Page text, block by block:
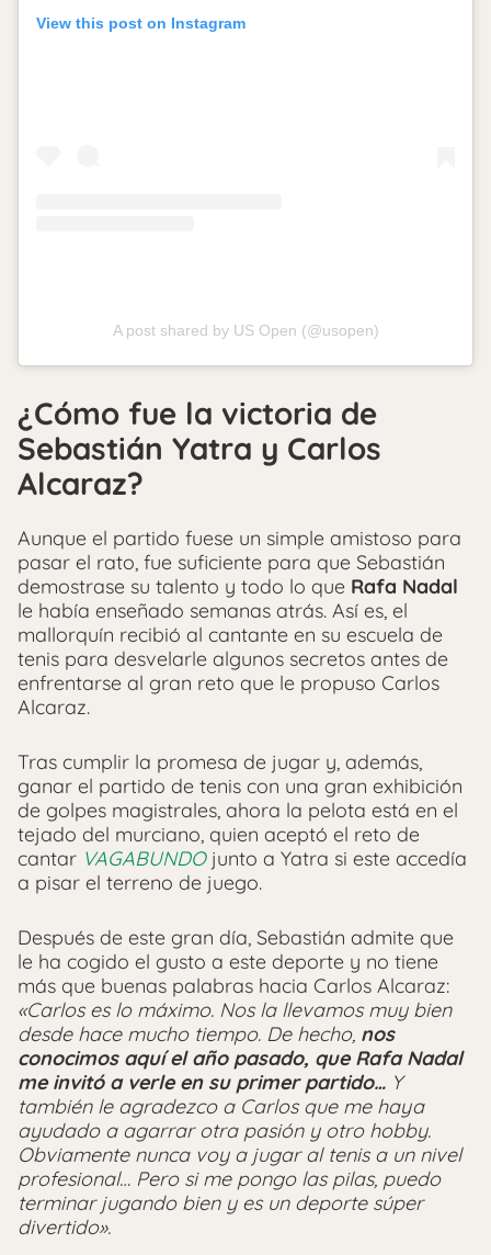
View this post on Instagram
A post shared by US Open (@usopen)
¿Cómo fue la victoria de
Sebastián Yatra y Carlos
Alcaraz?
Aunque el partido fuese un simple amistoso para
pasar el rato, fue suficiente para que Sebastián
demostrase su talento y todo lo que Rafa Nadal
le había enseñado semanas atrás. Así es, el
mallorquín recibió al cantante en su escuela de
tenis para desvelarle algunos secretos antes de
enfrentarse al gran reto que le propuso Carlos
Alcaraz.
Tras cumplir la promesa de jugar y, además,
ganar el partido de tenis con una gran exhibición
de golpes magistrales, ahora la pelota está en el
tejado del murciano, quien aceptó el reto de
cantar VAGABUNDOjunto a Yatra si este accedía
a pisar el terreno de juego.
Después de este gran día, Sebastián admite que
le ha cogido el gusto a este deporte y no tiene
más que buenas palabras hacia Carlos Alcaraz:
«Carlos es lo máximo. Nos la llevamos muy bien
desde hace mucho tiempo. De hecho, nos
conocimos aquí el año pasado, que Rafa Nadal
me invitó a verle en su primer partido… Y
también le agradezco a Carlos que me haya
ayudado a agarrar otra pasión y otro hobby.
Obviamente nunca voy a jugar al tenis a un nivel
profesional… Pero si me pongo las pilas, puedo
terminar jugando bien y es un deporte súper
divertido».